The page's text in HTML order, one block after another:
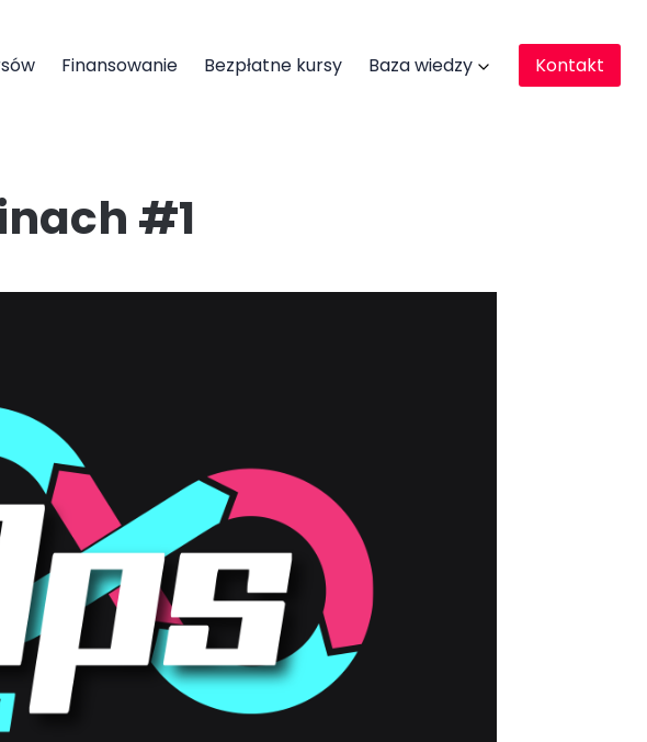
Finansowanie Bezpłatne kursy Baza wiedzy Kontakt
#1